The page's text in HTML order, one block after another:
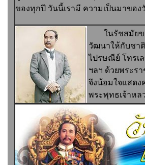
ของทุกปี วันนี้เรามี ความเป็นมาของ
ในรัชสมัยข
วัฒนาให้กับชาติ
ไปรษณีย์ โทรเ
ฯลฯ ด้วยพระร
จึงน้อมใจแสดง
พระพุทธเจ้าห